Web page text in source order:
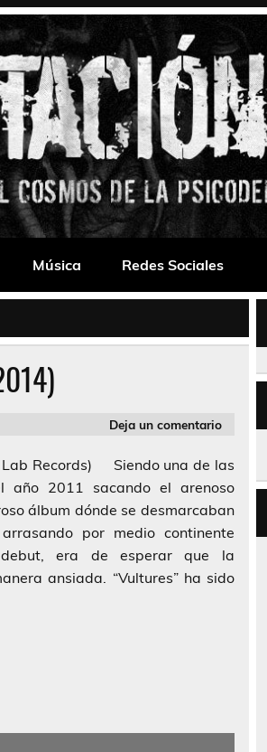
Música Redes Sociales
Deja un comentario
Lab Records) Siendo una de las
año 2011 sacando el arenoso
álbum dónde se desmarcaban
por medio continente
debut, era de esperar que la
ansiada. “Vultures” ha sido